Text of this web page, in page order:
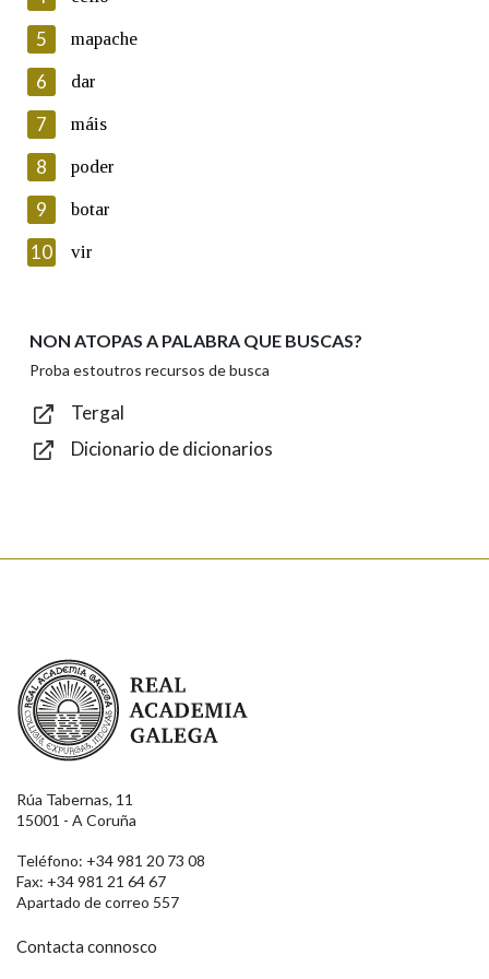
Lin e acepto as condicións da política de
Introduce o código que aparece na imaxe:
Texto de verificación
Enviar
5 mapache
6 dar
7 máis
8 poder
9 botar
10 vir
NON ATOPAS A PALABRA QUE BUSCAS?
Proba estoutros recursos de busca
Tergal
Dicionario de dicionarios
Real Academia Galega
Rúa Tabernas, 11
15001 - A Coruña
Teléfono: +34 981 20 73 08
Fax: +34 981 21 64 67
Apartado de correo 557
Contacta connosco